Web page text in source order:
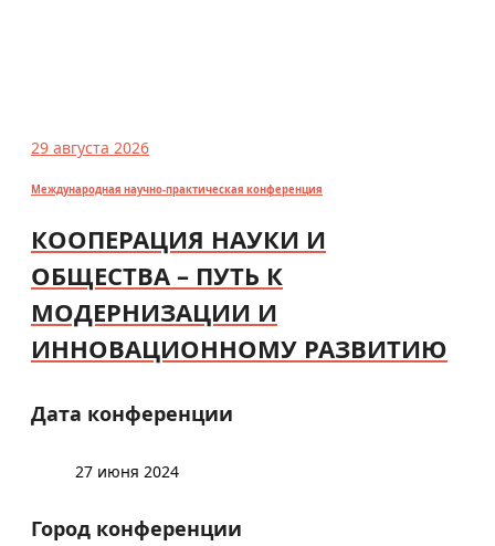
29 августа 2026
Международная научно-практическая конференция
КООПЕРАЦИЯ НАУКИ И
ОБЩЕСТВА – ПУТЬ К
МОДЕРНИЗАЦИИ И
ИННОВАЦИОННОМУ РАЗВИТИЮ
Дата конференции
27 июня 2024
Город конференции